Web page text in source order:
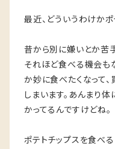
最近、どういうわけか
昔から別に嫌いとか苦
それほど食べる機会も
か妙に食べたくなって、
しまいます。あんまり
かってるんですけどね。
ポテトチップスを食べ